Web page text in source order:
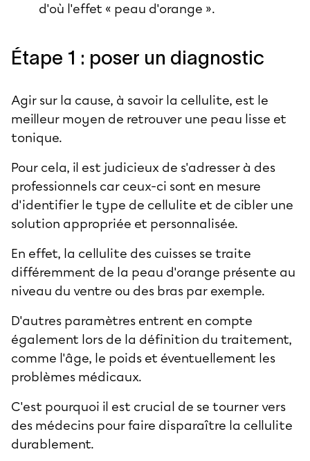
d'où l'effet « peau d'orange ».
Étape 1 : poser un diagnostic
Agir sur la cause, à savoir la cellulite, est le
meilleur moyen de retrouver une peau lisse et
tonique.
Pour cela, il est judicieux de s'adresser à des
professionnels car ceux-ci sont en mesure
d'identifier le type de cellulite et de cibler une
solution appropriée et personnalisée.
En effet, la cellulite des cuisses se traite
différemment de la peau d'orange présente au
niveau du ventre ou des bras par exemple.
D'autres paramètres entrent en compte
également lors de la définition du traitement,
comme l'âge, le poids et éventuellement les
problèmes médicaux.
C'est pourquoi il est crucial de se tourner vers
des médecins pour faire disparaître la cellulite
durablement.